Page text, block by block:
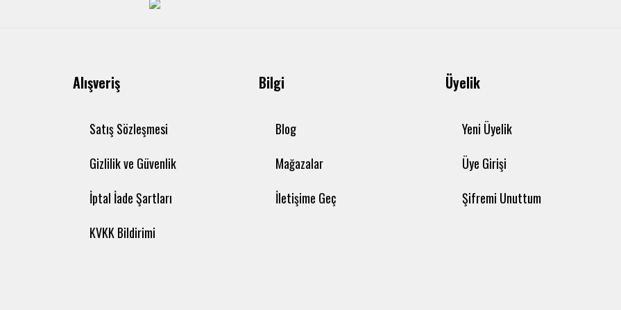
Alışveriş
Satış Sözleşmesi
Gizlilik ve Güvenlik
İptal İade Şartları
KVKK Bildirimi
Bilgi
Blog
Mağazalar
İletişime Geç
Üyelik
Yeni Üyelik
Üye Girişi
Şifremi Unuttum